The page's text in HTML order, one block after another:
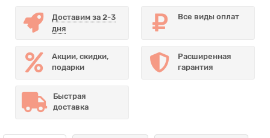
Доставим за 2-3
дня
Все виды оплат
Акции, скидки,
подарки
Расширенная
гарантия
Быстрая
доставка